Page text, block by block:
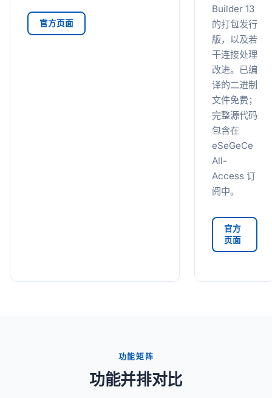
官方页面
Builder 13
的打包发行
版，以及若
干连接处理
改进。已编
译的二进制
文件免费；
完整源代码
包含在
eSeGeCe
All-
Access 订
阅中。
官方
页面
功能矩阵
功能并排对比